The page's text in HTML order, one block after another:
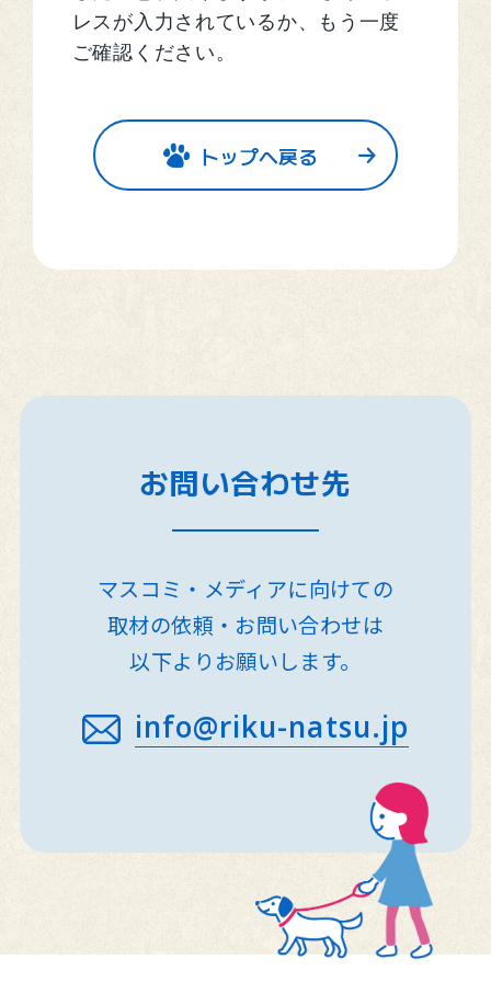
レスが入力されているか、もう一度
ご確認ください。
トップへ戻る
お問い合わせ先
マスコミ・メディアに向けての
取材の依頼・お問い合わせは
以下よりお願いします。
info@riku-natsu.jp